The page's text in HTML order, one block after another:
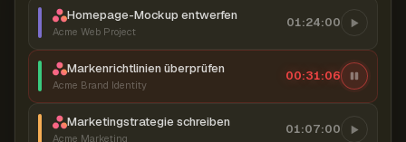
Homepage-Mockup entwerfen
Acme Web Project
01:24:00
Markenrichtlinien überprüfen
Acme Brand Identity
00:31:07
Marketingstrategie schreiben
Acme Marketing
01:07:00